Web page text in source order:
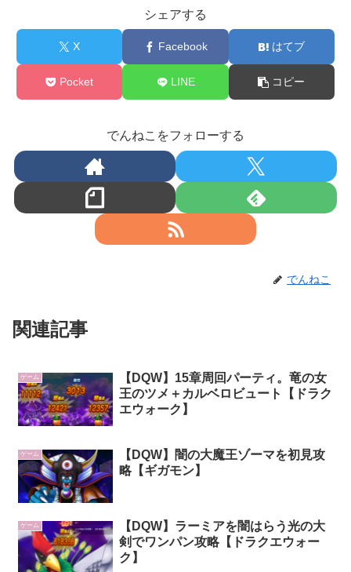
シェアする
X Facebook はてブ
Pocket LINE コピー
でんねこをフォローする
でんねこ
関連記事
ゲーム
【DQW】15章周回パーティ。竜の女
王のツメ＋カルベロビュート【ドラク
エウォーク】
ゲーム
【DQW】闇の大魔王ゾーマを初見攻
略【ギガモン】
ゲーム
【DQW】ラーミアを闇はらう光の大
剣でワンパン攻略【ドラクエウォー
ク】